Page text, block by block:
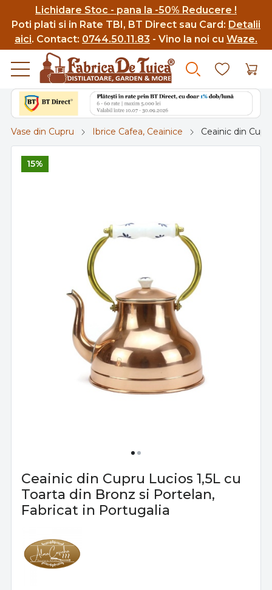
Lichidare Stoc - pana la -50% Reducere !
Poti plati si in Rate TBI, BT Direct sau Card: Detalii
aici. Contact: 0744.50.11.83 - Vino la noi cu Waze.
Vase din Cupru Ibrice Cafea, Ceainice Ceainic din
15%
Ceainic din Cupru Lucios 1,5L cu
Toarta din Bronz si Portelan,
Fabricat in Portugalia